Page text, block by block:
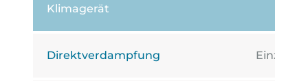
Klimagerät
Direktverdampfung